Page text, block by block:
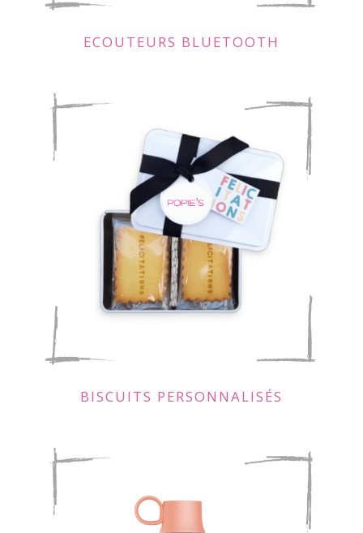
ECOUTEURS BLUETOOTH
BISCUITS PERSONNALISÉS